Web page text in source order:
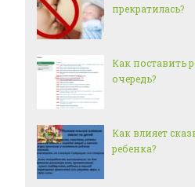
прекратилась?
Как поставить
очередь?
Как влияет
ребенка?